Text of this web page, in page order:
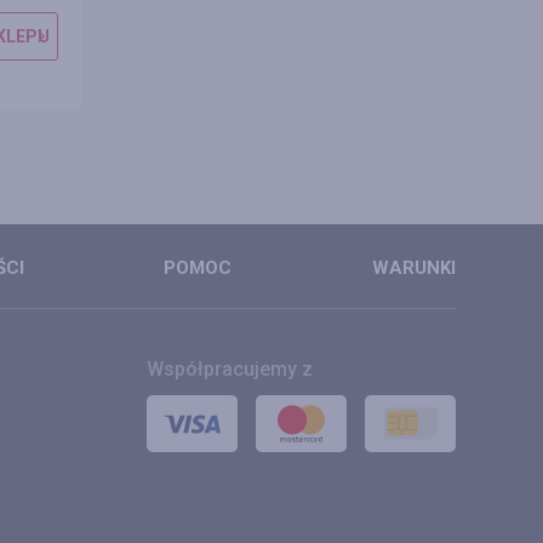
POMOC WARUNKI
Współpracujemy z